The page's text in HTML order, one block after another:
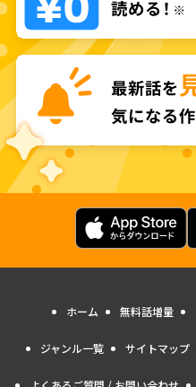
ホーム 無料話増量
ジャンル一覧 サイトマップ